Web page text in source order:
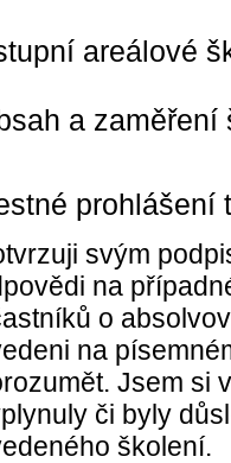
areálové
a zaměření
prohlášení
svým
na
o
na
Jsem si
či byly
školení.